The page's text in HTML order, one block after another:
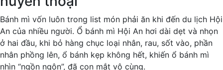
Bánh mì vốn luôn trong list món phải ăn khi đến du lịch Hội
An của nhiều người. Ổ bánh mì Hội An hơi dài dẹt và nhọn
ở hai đầu, khi bỏ hàng chục loại nhân, rau, sốt vào, phần
nhân phồng lên, ổ bánh kẹp không hết, khiến ổ bánh mì
nhìn “ngồn ngộn”, đã con mắt vô cùng.